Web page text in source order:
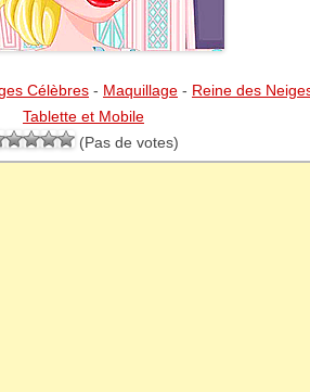
Célèbres - Maquillage - Reine des
Tablette et Mobile
(Pas de votes)